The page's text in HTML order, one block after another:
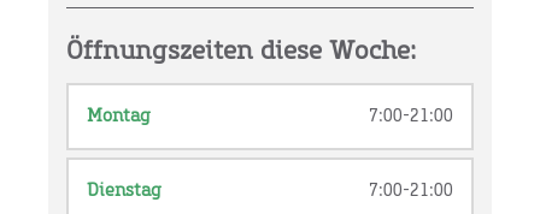
Öffnungszeiten diese Woche:
Montag 7:00-21:00
Dienstag 7:00-21:00